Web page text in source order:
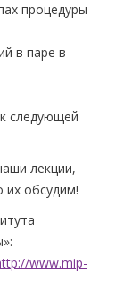
процедуры
в паре в
следующей
лекции,
их обсудим!
www.mip-